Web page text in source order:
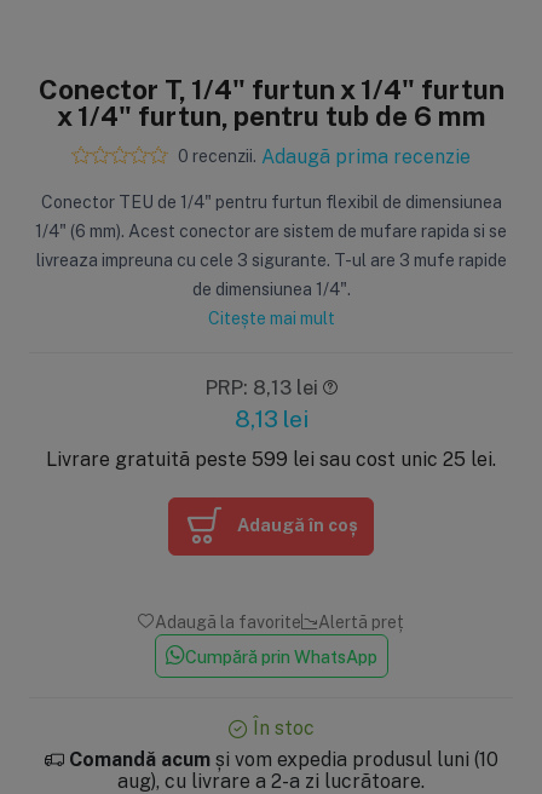
Filtre cu purjare
(16)
(8)
(18)
Dozatoare
Sisteme economice
Carcase
(17)
(11)
(1)
Carcase
Seturi
Conector T, 1/4" furtun x 1/4" furtun
x 1/4" furtun, pentru tub de 6 mm
0 recenzii. Adaugă prima recenzie
Conector TEU de 1/4" pentru furtun flexibil de dimensiunea
1/4" (6 mm). Acest conector are sistem de mufare rapida si se
livreaza impreuna cu cele 3 sigurante. T-ul are 3 mufe rapide
de dimensiunea 1/4".
Citește mai mult
PRP: 8,13 lei
8,13 lei
Livrare gratuită peste 599 lei sau cost unic 25 lei.
Adaugă în coș
Adaugă la favorite
Alertă preț
Cumpără prin WhatsApp
În stoc
Comandă acumși vom expedia produsul luni (10
aug), cu livrare a 2-a zi lucrătoare.